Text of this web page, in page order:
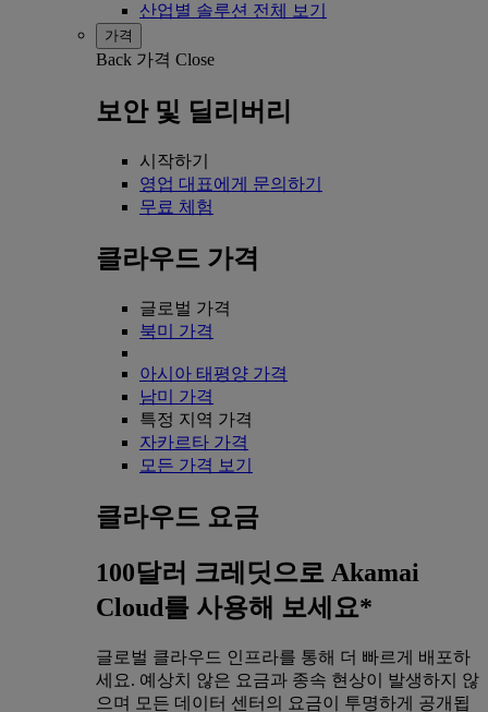
산업별 솔루션 전체 보기
가격
Back 가격 Close
보안 및 딜리버리
시작하기
영업 대표에게 문의하기
무료 체험
클라우드 가격
글로벌 가격
북미 가격
아시아 태평양 가격
남미 가격
특정 지역 가격
자카르타 가격
모든 가격 보기
클라우드 요금
100달러 크레딧으로 Akamai
Cloud를 사용해 보세요*
글로벌 클라우드 인프라를 통해 더 빠르게 배포하
세요. 예상치 않은 요금과 종속 현상이 발생하지 않
으며 모든 데이터 센터의 요금이 투명하게 공개됩